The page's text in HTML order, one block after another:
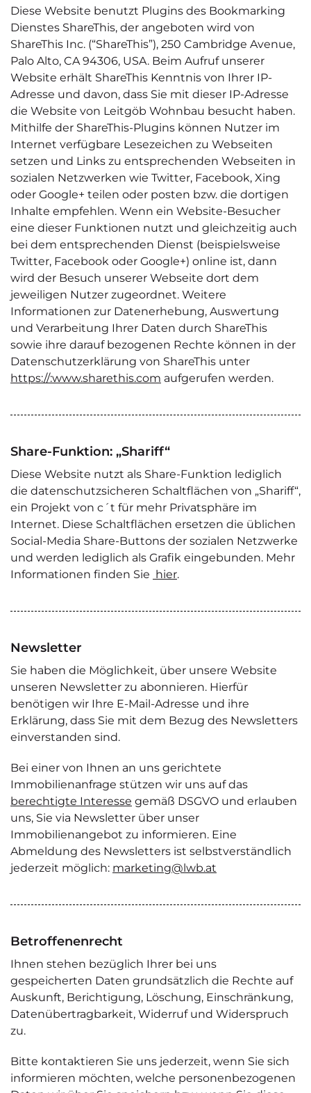
Diese Website benutzt Plugins des Bookmarking
Dienstes ShareThis, der angeboten wird von
ShareThis Inc. (“ShareThis”), 250 Cambridge Avenue,
Palo Alto, CA 94306, USA. Beim Aufruf unserer
Website erhält ShareThis Kenntnis von Ihrer IP-
Adresse und davon, dass Sie mit dieser IP-Adresse
die Website von Leitgöb Wohnbau besucht haben.
Mithilfe der ShareThis-Plugins können Nutzer im
Internet verfügbare Lesezeichen zu Webseiten
setzen und Links zu entsprechenden Webseiten in
sozialen Netzwerken wie Twitter, Facebook, Xing
oder Google+ teilen oder posten bzw. die dortigen
Inhalte empfehlen. Wenn ein Website-Besucher
eine dieser Funktionen nutzt und gleichzeitig auch
bei dem entsprechenden Dienst (beispielsweise
Twitter, Facebook oder Google+) online ist, dann
wird der Besuch unserer Webseite dort dem
jeweiligen Nutzer zugeordnet. Weitere
Informationen zur Datenerhebung, Auswertung
und Verarbeitung Ihrer Daten durch ShareThis
sowie ihre darauf bezogenen Rechte können in der
Datenschutzerklärung von ShareThis unter
https://:www.sharethis.com aufgerufen werden.
Share-Funktion: „Shariff“
Diese Website nutzt als Share-Funktion lediglich
die datenschutzsicheren Schaltflächen von „Shariff“,
ein Projekt von c´t für mehr Privatsphäre im
Internet. Diese Schaltflächen ersetzen die üblichen
Social-Media Share-Buttons der sozialen Netzwerke
und werden lediglich als Grafik eingebunden. Mehr
Informationen finden Sie hier.
Newsletter
Sie haben die Möglichkeit, über unsere Website
unseren Newsletter zu abonnieren. Hierfür
benötigen wir Ihre E-Mail-Adresse und ihre
Erklärung, dass Sie mit dem Bezug des Newsletters
einverstanden sind.
Bei einer von Ihnen an uns gerichtete
Immobilienanfrage stützen wir uns auf das
berechtigte Interesse gemäß DSGVO und erlauben
uns, Sie via Newsletter über unser
Immobilienangebot zu informieren. Eine
Abmeldung des Newsletters ist selbstverständlich
jederzeit möglich: marketing@lwb.at
Betroffenenrecht
Ihnen stehen bezüglich Ihrer bei uns
gespeicherten Daten grundsätzlich die Rechte auf
Auskunft, Berichtigung, Löschung, Einschränkung,
Datenübertragbarkeit, Widerruf und Widerspruch
zu.
Bitte kontaktieren Sie uns jederzeit, wenn Sie sich
informieren möchten, welche personenbezogenen